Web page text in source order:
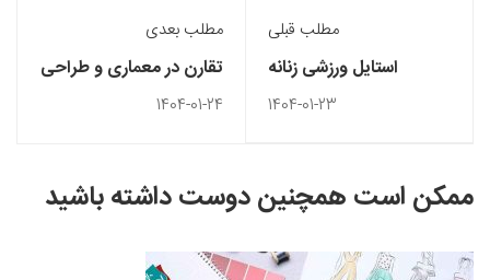
مطلب قبلی
استایل ورزشی زنانه
1404-01-23
مطلب بعدی
تقارن در معماری و طراحی
داخلی
1404-01-24
ممکن است همچنین دوست داشته باشید